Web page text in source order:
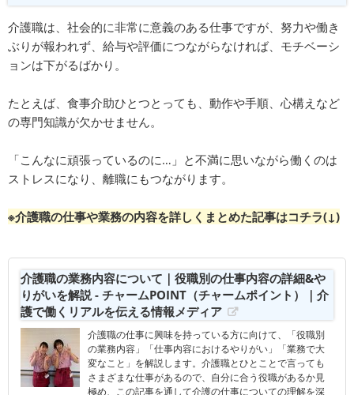
介護職は、社会的に非常に意義のある仕事ですが、努力や働き
ぶりが報われず、給与や評価につながらなければ、モチベーシ
ョンは下がるばかり。
たとえば、食事介助ひとつとっても、動作や手順、心構えなど
の専門知識が欠かせません。
「こんなに頑張っているのに…」と不満に思いながら働くのは
ストレスになり、離職にもつながります。
※介護職の仕事や業務の内容を詳しくまとめた記事はコチラ(↓)
介護職の業務内容について｜役職別の仕事内容の詳細&や
りがいを解説 - チャームPOINT（チャームポイント）｜介
護で働くリアルを伝える情報メディア
介護職の仕事に興味を持っている方に向けて、「役職別
の業務内容」「仕事内容におけるやりがい」「業務で大
変なこと」を解説します。介護職とひとことで言っても
さまざまな仕事があるので、自分に合う役職があるか見
極め、この記事を通して介護の仕事についての理解を深